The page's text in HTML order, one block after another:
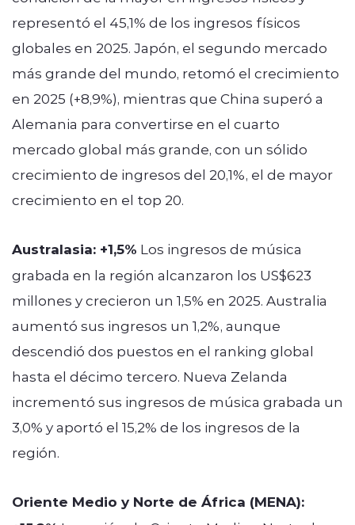
representó el 45,1% de los ingresos físicos
globales en 2025. Japón, el segundo mercado
más grande del mundo, retomó el crecimiento
en 2025 (+8,9%), mientras que China superó a
Alemania para convertirse en el cuarto
mercado global más grande, con un sólido
crecimiento de ingresos del 20,1%, el de mayor
crecimiento en el top 20.
Australasia: +1,5% Los ingresos de música
grabada en la región alcanzaron los US$623
millones y crecieron un 1,5% en 2025. Australia
aumentó sus ingresos un 1,2%, aunque
descendió dos puestos en el ranking global
hasta el décimo tercero. Nueva Zelanda
incrementó sus ingresos de música grabada un
3,0% y aportó el 15,2% de los ingresos de la
región.
Oriente Medio y Norte de África (MENA):